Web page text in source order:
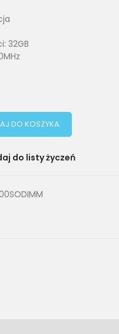
32GB
DO KOSZYKA
do listy życzeń